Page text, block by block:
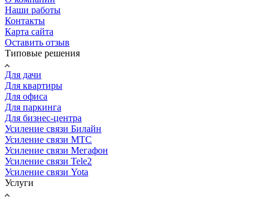
Наши работы
Контакты
Карта сайта
Оставить отзыв
Типовые решения
Для дачи
Для квартиры
Для офиса
Для паркинга
Для бизнес-центра
Усиление связи Билайн
Усиление связи МТС
Усиление связи Мегафон
Усиление связи Tele2
Усиление связи Yota
Услуги